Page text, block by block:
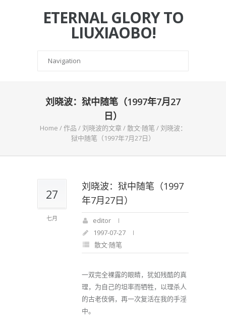
ETERNAL GLORY TO
LIUXIAOBO!
刘晓波：狱中随笔（1997年7月27
日）
Home /作品 /刘晓波的文章/散文·随笔 /刘晓波：
狱中随笔（1997年7月27日）
27
七月
刘晓波：狱中随笔（1997
年7月27日）
editor
1997-07-27
散文·随笔
一双完全裸露的眼睛，犹如残酷的真
理，为自己的坦率而牺牲，以理杀人
的古老伎俩，再一次复活在我的手淫
中。